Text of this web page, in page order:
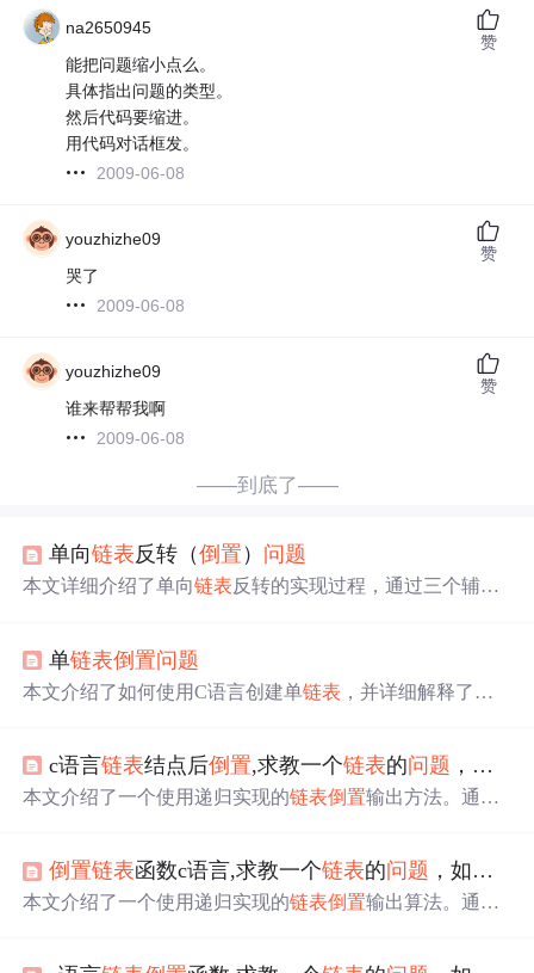
na2650945
能把问题缩小点么。
具体指出问题的类型。
然后代码要缩进。
用代码对话框发。
2009-06-08
赞
youzhizhe09
哭了
2009-06-08
赞
youzhizhe09
谁来帮帮我啊
2009-06-08
赞
——到底了——
单向链表反转（倒置 ） 问题
本文详细介绍了单向链表反转的实现过程，通过三个辅助
单链表倒置问题
本文介绍了如何使用C语言创建单链表 ，并详细解释了三
表 的操作。
c语言链表结点后倒置,求教一个链表的问题 ，如何用递归函数将
本文介绍了一个使用递归实现的链表倒置输出方法。通过
倒置链表函数c语言,求教一个链表的问题 ，如何用递归函数将
本文介绍了一个使用递归实现的链表倒置输出算法。通过